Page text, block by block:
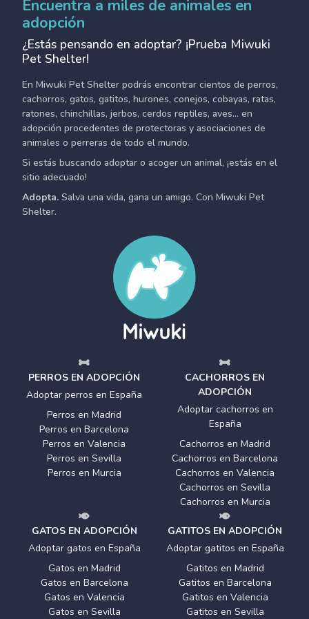
Encuentra a miles de animales en
adopción
¿Estás pensando en adoptar? ¡Prueba Miwuki
Pet Shelter!
En Miwuki Pet Shelter podrás encontrar cientos de perros,
cachorros, gatos, gatitos, hurones, conejos, cobayas, ratas,
ratones, chinchillas, jerbos, cerdos reptiles, aves... en
adopción procedentes de protectoras y asociaciones de
animales o perreras de todo el mundo.
Si estás buscando adoptar o acoger un animal, ¡estás en el
sitio adecuado!
Adopta. Salva una vida, gana un amigo. Con Miwuki Pet
Shelter.
PERROS EN ADOPCIÓN
Adoptar perros en España
Perros en Madrid
Perros en Barcelona
Perros en Valencia
Perros en Sevilla
Perros en Murcia
CACHORROS EN
ADOPCIÓN
Adoptar cachorros en
España
Cachorros en Madrid
Cachorros en Barcelona
Cachorros en Valencia
Cachorros en Sevilla
Cachorros en Murcia
GATOS EN ADOPCIÓN
Adoptar gatos en España
Gatos en Madrid
Gatos en Barcelona
Gatos en Valencia
Gatos en Sevilla
GATITOS EN ADOPCIÓN
Adoptar gatitos en España
Gatitos en Madrid
Gatitos en Barcelona
Gatitos en Valencia
Gatitos en Sevilla